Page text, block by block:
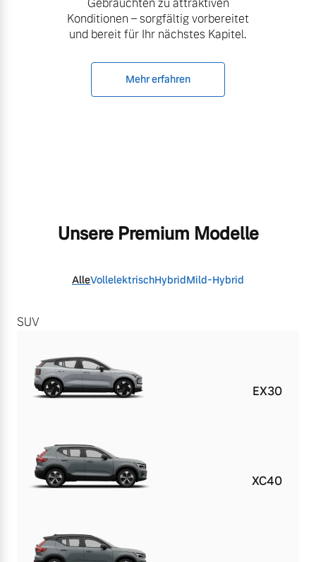
Konditionen – sorgfältig vorbereitet
und bereit für Ihr nächstes Kapitel.
Mehr erfahren
Unsere Premium Modelle
AlleVollelektrischHybridMild-Hybrid
SUV
EX30
XC40